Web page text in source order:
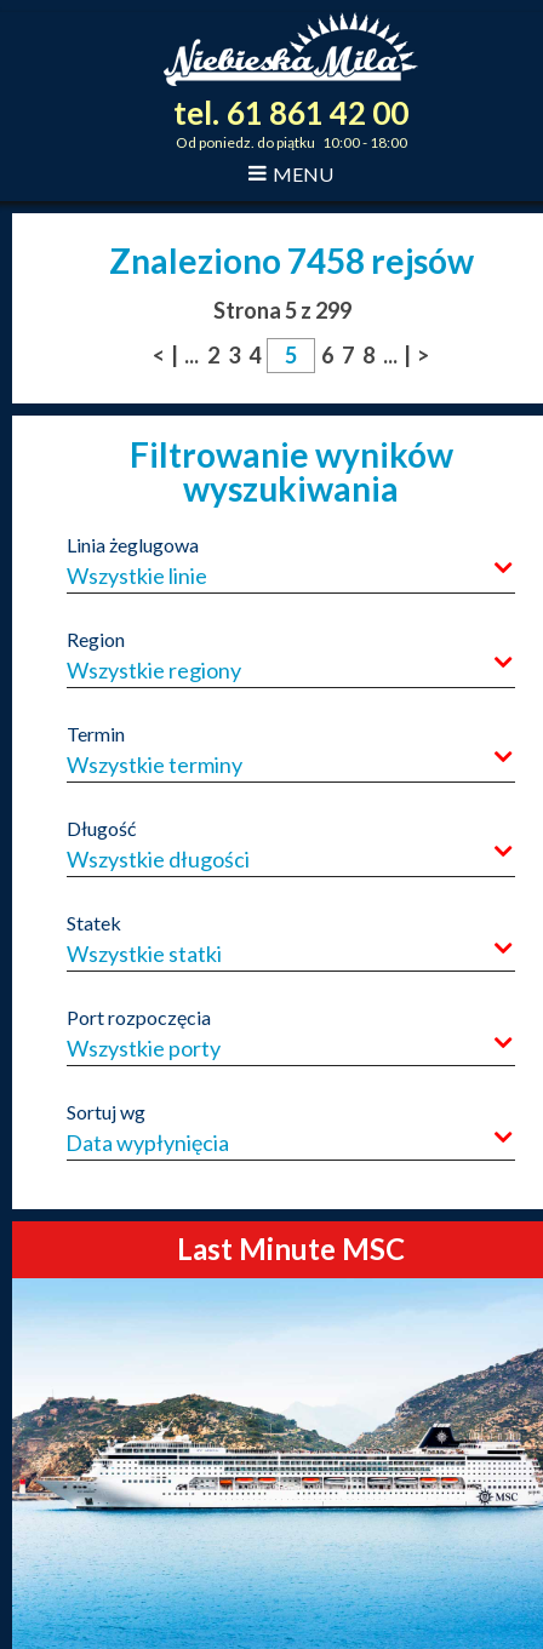
tel. 61 861 42 00
Od poniedz. do piątku 10:00 - 18:00
MENU
Znaleziono 7458 rejsów
Strona 5 z 299
<
... 2 3 4 6 7 8 ... >
Filtrowanie wyników
wyszukiwania
Linia żeglugowa
Wszystkie linie
Region
Wszystkie regiony
Termin
Wszystkie terminy
Długość
Wszystkie długości
Statek
Wszystkie statki
Port rozpoczęcia
Wszystkie porty
Sortuj wg
Last Minute MSC